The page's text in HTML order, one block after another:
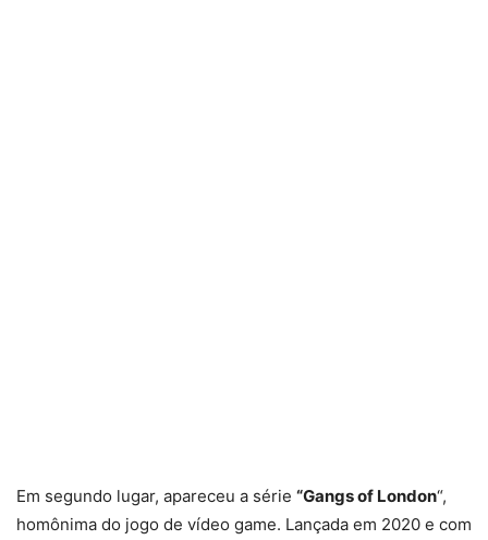
Em segundo lugar, apareceu a série “Gangs of London“,
homônima do jogo de vídeo game. Lançada em 2020 e com